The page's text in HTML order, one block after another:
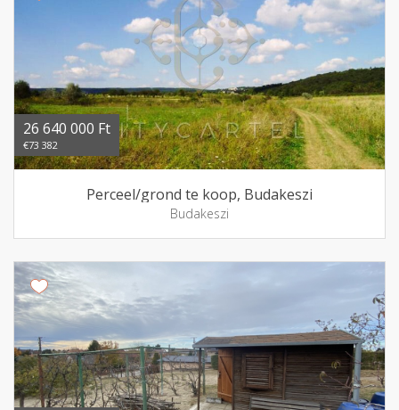
26 640 000 Ft
€73 382
Perceel/grond te koop, Budakeszi
Budakeszi